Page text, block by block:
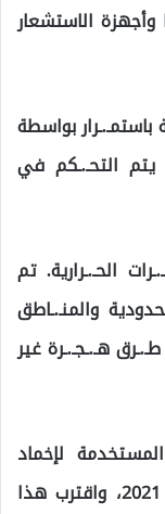
وأجهزة الاستشعار
باستمـ.ـرار بواسطة
يتم التحـ.ـكم في
الحـ.ـرارية. تم
والمنـ.ـاطق
هـ.ـجـ.ـرة غير
لإخماد
الحرائق من 18 عام 2002 إلى 39 في 2021، واقترب هذا